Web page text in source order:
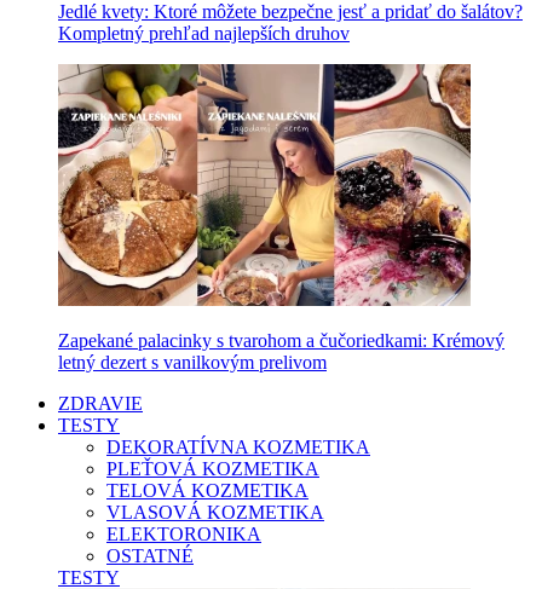
Jedlé kvety: Ktoré môžete bezpečne jesť a pridať do šalátov?
Kompletný prehľad najlepších druhov
Zapekané palacinky s tvarohom a čučoriedkami: Krémový
letný dezert s vanilkovým prelivom
ZDRAVIE
TESTY
DEKORATÍVNA KOZMETIKA
PLEŤOVÁ KOZMETIKA
TELOVÁ KOZMETIKA
VLASOVÁ KOZMETIKA
ELEKTORONIKA
OSTATNÉ
TESTY